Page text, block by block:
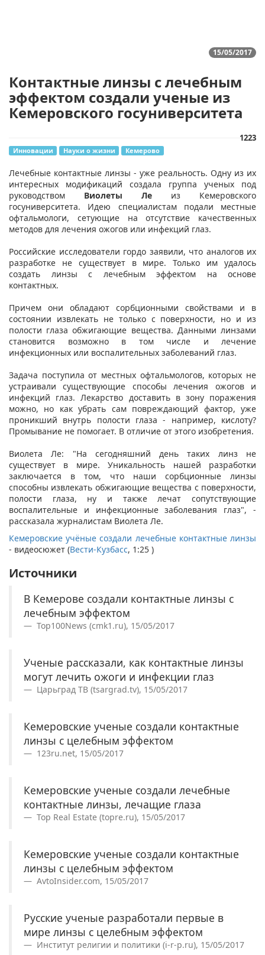
15/05/2017
Контактные линзы с лечебным
эффектом создали ученые из
Кемеровского госуниверситета
1223
Инновации Науки о жизни Кемерово
Лечебные контактные линзы - уже реальность. Одну из их
интересных модификаций создала группа ученых под
руководством Виолеты Ле из Кемеровского
госуниверситета. Идею специалистам подали местные
офтальмологи, сетующие на отсутствие качественных
методов для лечения ожогов или инфекций глаз.
Российские исследователи гордо заявили, что аналогов их
разработке не существует в мире. Только им удалось
создать линзы с лечебным эффектом на основе
контактных.
Причем они обладают сорбционными свойствами и в
состоянии извлекать не только с поверхности, но и из
полости глаза обжигающие вещества. Данными линзами
становится возможно в том числе и лечение
инфекционных или воспалительных заболеваний глаз.
Задача поступила от местных офтальмологов, которых не
устраивали существующие способы лечения ожогов и
инфекций глаз. Лекарство доставить в зону поражения
можно, но как убрать сам повреждающий фактор, уже
проникший внутрь полости глаза - например, кислоту?
Промывание не помогает. В отличие от этого изобретения.
Виолета Ле: "На сегодняшний день таких линз не
существует в мире. Уникальность нашей разработки
заключается в том, что наши сорбционные линзы
способны извлекать обжигающие вещества с поверхности,
полости глаза, ну и также лечат сопутствующие
воспалительные и инфекционные заболевания глаз", -
рассказала журналистам Виолета Ле.
Кемеровские учёные создали лечебные контактные линзы
- видеосюжет (Вести-Кузбасс, 1:25 )
Источники
В Кемерове создали контактные линзы с
лечебным эффектом
Top100News (cmk1.ru), 15/05/2017
Ученые рассказали, как контактные линзы
могут лечить ожоги и инфекции глаз
Царьград ТВ (tsargrad.tv), 15/05/2017
Кемеровские ученые создали контактные
линзы с целебным эффектом
123ru.net, 15/05/2017
Кемеровские ученые создали лечебные
контактные линзы, лечащие глаза
Top Real Estate (topre.ru), 15/05/2017
Кемеровские ученые создали контактные
линзы с целебным эффектом
AvtoInsider.com, 15/05/2017
Русские ученые разработали первые в
мире линзы с целебным эффектом
Институт религии и политики (i-r-p.ru), 15/05/2017